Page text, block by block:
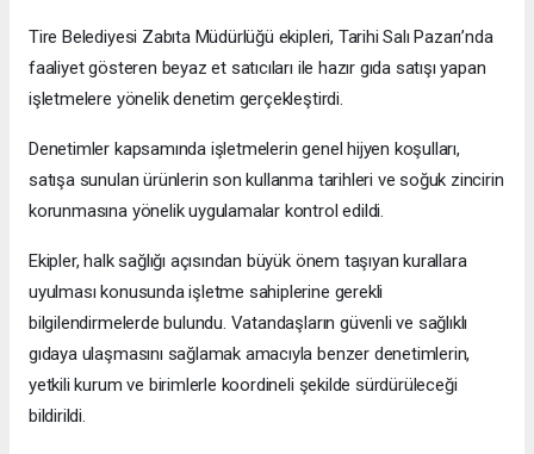
Tire Belediyesi Zabıta Müdürlüğü ekipleri, Tarihi Salı Pazarı’nda
faaliyet gösteren beyaz et satıcıları ile hazır gıda satışı yapan
işletmelere yönelik denetim gerçekleştirdi.
Denetimler kapsamında işletmelerin genel hijyen koşulları,
satışa sunulan ürünlerin son kullanma tarihleri ve soğuk zincirin
korunmasına yönelik uygulamalar kontrol edildi.
Ekipler, halk sağlığı açısından büyük önem taşıyan kurallara
uyulması konusunda işletme sahiplerine gerekli
bilgilendirmelerde bulundu. Vatandaşların güvenli ve sağlıklı
gıdaya ulaşmasını sağlamak amacıyla benzer denetimlerin,
yetkili kurum ve birimlerle koordineli şekilde sürdürüleceği
bildirildi.